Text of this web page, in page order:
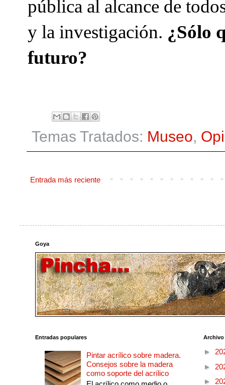
pública al alcance de
y la investigación. ¿Sólo
futuro?
Temas Tratados: Museo,
Entrada más reciente
Goya
Entradas populares
Pintar acrílico sobre madera.
Consejos sobre la madera
como soporte del acrílico
►
►
►